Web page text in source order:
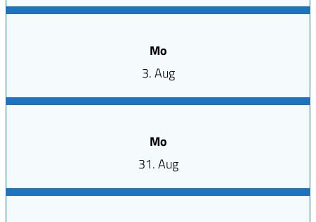
Mo
3. Aug
Mo
31. Aug